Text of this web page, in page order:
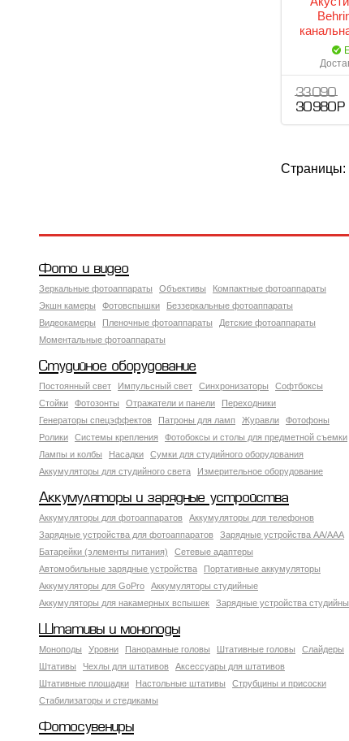
33 090
30 980 Р
Страницы:
Фото и видео
Зеркальные фотоаппараты Объективы
Компактные фотоаппараты
Экшн камеры
Фотовспышки
Беззеркальные фотоаппараты
Видеокамеры
Пленочные фотоаппараты
Детские фотоаппараты
Моментальные фотоаппараты
Студийное оборудование
Постоянный свет Импульсный свет Синхронизаторы
Софтбоксы
Стойки
Фотозонты Отражатели и панели
Переходники
Генераторы спецэффектов
Патроны для ламп Журавли
Фотофоны
Ролики
Системы крепления
Фотобоксы и столы для предметной съемки
Лампы и колбы
Насадки
Сумки для студийного оборудования
Аккумуляторы для студийного света
Измерительное оборудование
Аккумуляторы и зарядные устройства
Аккумуляторы для фотоаппаратов
Аккумуляторы для телефонов
Зарядные устройства для фотоаппаратов
Зарядные устройства AA/AAA
Батарейки (элементы питания)
Сетевые адаптеры
Автомобильные зарядные устройства
Портативные аккумуляторы
Аккумуляторы для GoPro
Аккумуляторы студийные
Аккумуляторы для накамерных вспышек
Зарядные устройства
Штативы и моноподы
Моноподы Уровни Панорамные головы Штативные головы
Слайдеры
Штативы
Чехлы для штативов
Аксессуары для штативов
Штативные площадки
Настольные штативы
Струбцины и присоски
Стабилизаторы и стедикамы
Фотосувениры